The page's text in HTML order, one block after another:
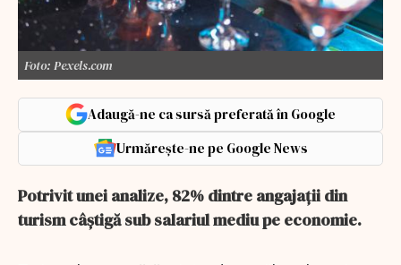
Foto: Pexels.com
Adaugă-ne ca sursă preferată în Google
Urmărește-ne pe Google News
Potrivit unei analize, 82% dintre angajații din
turism câștigă sub salariul mediu pe economie.